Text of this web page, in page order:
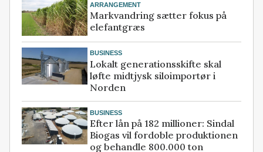
ARRANGEMENT
Markvandring sætter fokus på
elefantgræs
BUSINESS
Lokalt generationsskifte skal
løfte midtjysk siloimportør i
Norden
BUSINESS
Efter lån på 182 millioner: Sindal
Biogas vil fordoble produktionen
og behandle 800.000 ton